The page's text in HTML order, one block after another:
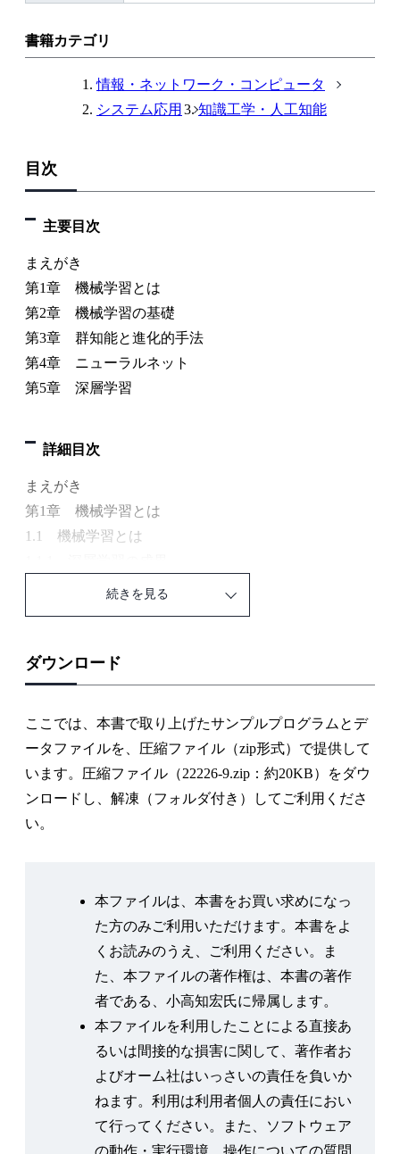
書籍カテゴリ
情報・ネットワーク・コンピュータ
システム応用
知識工学・人工知能
目次
主要目次
まえがき
第1章 機械学習とは
第2章 機械学習の基礎
第3章 群知能と進化的手法
第4章 ニューラルネット
第5章 深層学習
詳細目次
まえがき
第1章 機械学習とは
1.1 機械学習とは
1.1.2 学習と機械学習・深層学習
1.2 本書例題プログラムの実行環境について
1.2.1 プログラム実行までの流れ
第2章 機械学習の基礎
2.1 帰納学習.
2.1.1 演繹的学習と帰納的学習
2.1.2 帰納的学習の例題 —株価の予想—
2.2.2 Q学習 強化学習の具体的方法
2.2.3 強化学習の例題設定 迷路抜け知識の学習
2.2.4 強化学習のプログラムによる実現
第3章 群知能と進化的手法
3.1 群知能
3.1.1 粒子群最適化法
3.1.2 蟻コロニー最適化法
3.1.3 蟻コロニー最適化法の実際
3.2 進化的手法
3.2.1 進化的手法とは
続きを見る
ダウンロード
ここでは、本書で取り上げたサンプルプログラムとデ
ータファイルを、圧縮ファイル（zip形式）で提供して
います。圧縮ファイル（22226-9.zip：約20KB）をダウ
ンロードし、解凍（フォルダ付き）してご利用くださ
い。
本ファイルは、本書をお買い求めになっ
た方のみご利用いただけます。本書をよ
くお読みのうえ、ご利用ください。ま
た、本ファイルの著作権は、本書の著作
者である、小高知宏氏に帰属します。
本ファイルを利用したことによる直接あ
るいは間接的な損害に関して、著作者お
よびオーム社はいっさいの責任を負いか
ねます。利用は利用者個人の責任におい
て行ってください。また、ソフトウェア
の動作・実行環境、操作についての質問